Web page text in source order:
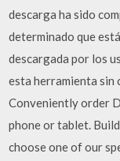
descarga ha sido
determinado que
descargada por los
esta herramienta sin
Conveniently order
phone or tablet.
choose one of our